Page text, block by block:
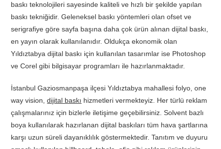
baskı teknolojileri sayesinde kaliteli ve hızlı bir şekilde yapılan
baskı tekniğidir. Geleneksel baskı yöntemleri olan ofset ve
serigrafiye göre sayfa başına daha çok ürün alınan dijital baskı,
en yayın olarak kullanılanıdır. Oldukça ekonomik olan
Yıldıztabya dijital baskı için kullanılan tasarımlar ise Photoshop
ve Corel gibi bilgisayar programları ile hazırlanmaktadır.
İstanbul Gaziosmanpaşa ilçesi Yıldıztabya mahallesi folyo, one
way vision,dijital baskı hizmetleri vermekteyiz. Her türlü reklam
çalışmalarınız için bizlerle iletişime geçebilirsiniz. Solvent bazlı
boya kullanılarak hazırlanan dijital baskıları tüm hava şartlarına
karşı uzun süreli dayanıklılık göstermektedir. Tanıtım ve duyuru